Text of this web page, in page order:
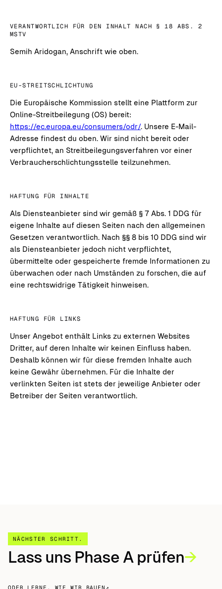
VERANTWORTLICH FÜR DEN INHALT NACH § 18 ABS. 2
MSTV
Semih Aridogan, Anschrift wie oben.
EU-STREITSCHLICHTUNG
Die Europäische Kommission stellt eine Plattform zur
Online-Streitbeilegung (OS) bereit:
https://ec.europa.eu/consumers/odr/. Unsere E-Mail-
Adresse findest du oben. Wir sind nicht bereit oder
verpflichtet, an Streitbeilegungsverfahren vor einer
Verbraucherschlichtungsstelle teilzunehmen.
HAFTUNG FÜR INHALTE
Als Diensteanbieter sind wir gemäß § 7 Abs. 1 DDG für
eigene Inhalte auf diesen Seiten nach den allgemeinen
Gesetzen verantwortlich. Nach §§ 8 bis 10 DDG sind wir
als Diensteanbieter jedoch nicht verpflichtet,
übermittelte oder gespeicherte fremde Informationen zu
überwachen oder nach Umständen zu forschen, die auf
eine rechtswidrige Tätigkeit hinweisen.
HAFTUNG FÜR LINKS
Unser Angebot enthält Links zu externen Websites
Dritter, auf deren Inhalte wir keinen Einfluss haben.
Deshalb können wir für diese fremden Inhalte auch
keine Gewähr übernehmen. Für die Inhalte der
verlinkten Seiten ist stets der jeweilige Anbieter oder
Betreiber der Seiten verantwortlich.
NÄCHSTER SCHRITT .
Lass uns Phase A prüfen→
ODER LERNE, WIE WIR BAUEN ↗